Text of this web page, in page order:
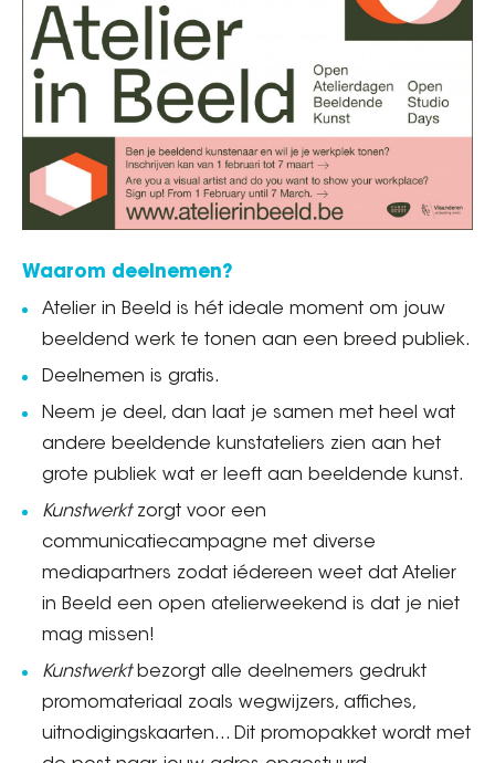
Waarom deelnemen?
Atelier in Beeld is hét ideale moment om jouw
beeldend werk te tonen aan een breed publiek.
Deelnemen is gratis.
Neem je deel, dan laat je samen met heel wat
andere beeldende kunstateliers zien aan het
grote publiek wat er leeft aan beeldende kunst.
Kunstwerkt zorgt voor een
communicatiecampagne met diverse
mediapartners zodat iédereen weet dat Atelier
in Beeld een open atelierweekend is dat je niet
mag missen!
Kunstwerkt bezorgt alle deelnemers gedrukt
promomateriaal zoals wegwijzers, affiches,
uitnodigingskaarten... Dit promopakket wordt met